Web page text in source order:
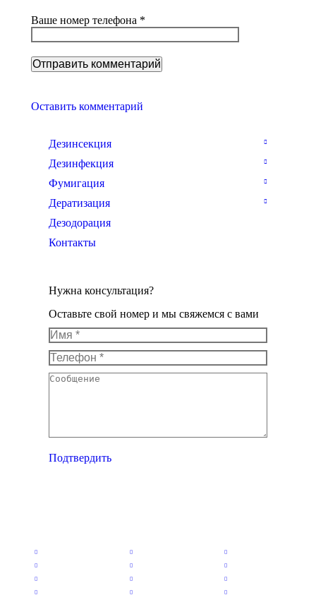
Ваше номер телефона *
Оставить комментарий
Дезинсекция
Дезинфекция
Фумигация
Дератизация
Дезодорация
Контакты
Нужна консультация?
Оставьте свой номер и мы свяжемся с вами
Имя *
Телефон *
Сообщение
Подтвердить